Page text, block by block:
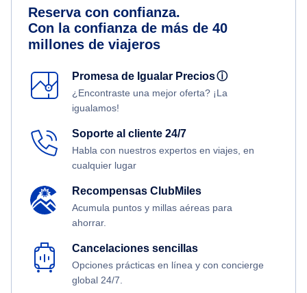
Reserva con confianza.
Con la confianza de más de 40
millones de viajeros
Promesa de Igualar Preciosⓘ
¿Encontraste una mejor oferta? ¡La
igualamos!
Soporte al cliente 24/7
Habla con nuestros expertos en viajes, en
cualquier lugar
Recompensas ClubMiles
Acumula puntos y millas aéreas para
ahorrar.
Cancelaciones sencillas
Opciones prácticas en línea y con concierge
global 24/7.